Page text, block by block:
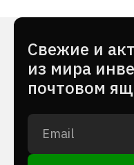
Cвежие и
из мира
почтовом